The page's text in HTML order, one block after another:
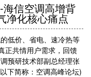
信空调高增背
净化核心痛点
低价、省电、速冷热等
正共情用户需求，回馈
预研技术部副总经理张
下简称：空调高峰论坛)